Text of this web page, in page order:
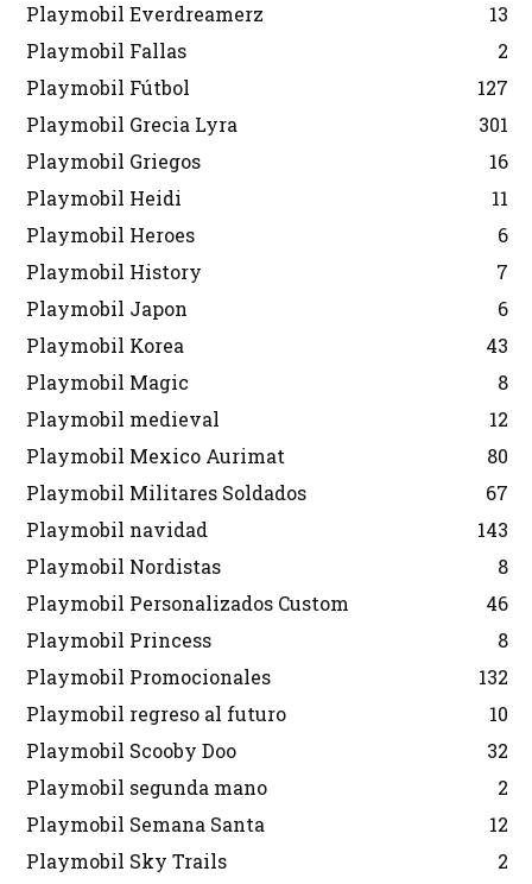
Playmobil Everdreamerz
13
Playmobil Fallas
2
Playmobil Fútbol
127
Playmobil Grecia Lyra
301
Playmobil Griegos
16
Playmobil Heidi
11
Playmobil Heroes
6
Playmobil History
7
Playmobil Japon
6
Playmobil Korea
43
Playmobil Magic
8
Playmobil medieval
12
Playmobil Mexico Aurimat
80
Playmobil Militares Soldados
67
Playmobil navidad
143
Playmobil Nordistas
8
Playmobil Personalizados Custom
46
Playmobil Princess
8
Playmobil Promocionales
132
Playmobil regreso al futuro
10
Playmobil Scooby Doo
32
Playmobil segunda mano
2
Playmobil Semana Santa
12
Playmobil Sky Trails
2